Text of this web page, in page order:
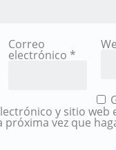
Correo
electrónico *
y sitio web
próxima vez que